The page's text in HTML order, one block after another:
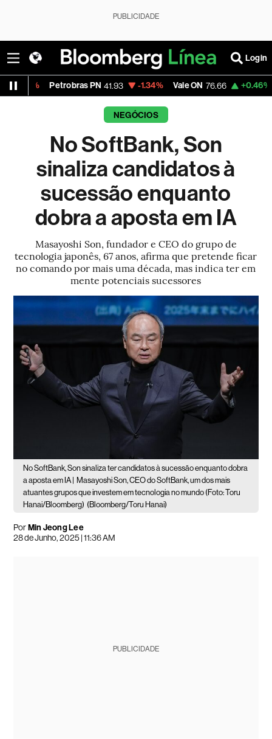
PUBLICIDADE
Login
PN 41.93 -1.34% Vale ON 76.66 +0.46% Itaú PN
NEGÓCIOS
No SoftBank, Son
sinaliza candidatos à
sucessão enquanto
dobra a aposta em IA
Masayoshi Son, fundador e CEO do grupo de
tecnologia japonês, 67 anos, afirma que pretende ficar
no comando por mais uma década, mas indica ter em
mente potenciais sucessores
No SoftBank, Son sinaliza ter candidatos à sucessão enquanto dobra
a aposta em IA |
Masayoshi Son, CEO do SoftBank, um dos mais
atuantes grupos que investem em tecnologia no mundo (Foto: Toru
Hanai/Bloomberg) (Bloomberg/Toru Hanai)
PorMin Jeong Lee
28 de Junho, 2025 | 11:36 AM
PUBLICIDADE